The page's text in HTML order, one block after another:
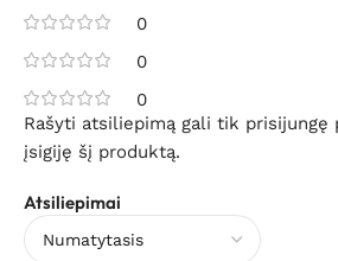
0
0
0
Atsiliepimai
Rašyti atsiliepimą gali tik prisijungę
įsigiję šį produktą.